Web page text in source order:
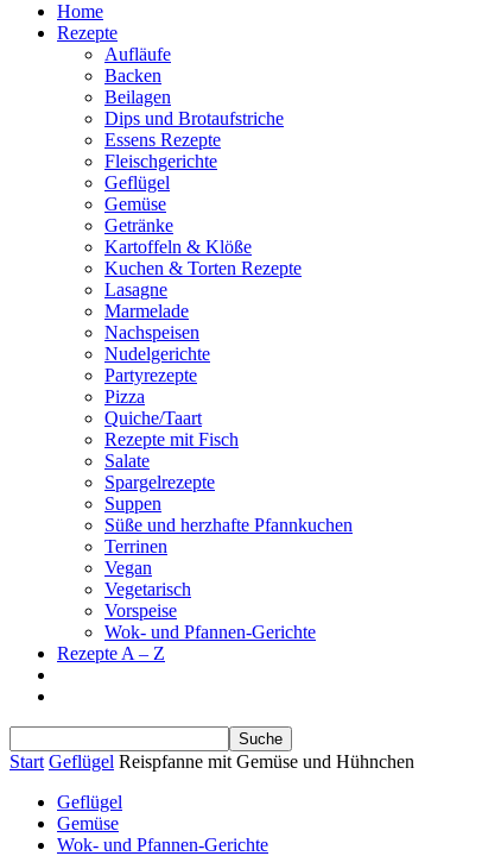
Home
Rezepte
Aufläufe
Backen
Beilagen
Dips und Brotaufstriche
Essens Rezepte
Fleischgerichte
Geflügel
Gemüse
Getränke
Kartoffeln & Klöße
Kuchen & Torten Rezepte
Lasagne
Marmelade
Nachspeisen
Nudelgerichte
Partyrezepte
Pizza
Quiche/Taart
Rezepte mit Fisch
Salate
Spargelrezepte
Suppen
Süße und herzhafte Pfannkuchen
Terrinen
Vegan
Vegetarisch
Vorspeise
Wok- und Pfannen-Gerichte
Rezepte A – Z
Start Geflügel Reispfanne mit Gemüse und Hühnchen
Geflügel
Gemüse
Wok- und Pfannen-Gerichte